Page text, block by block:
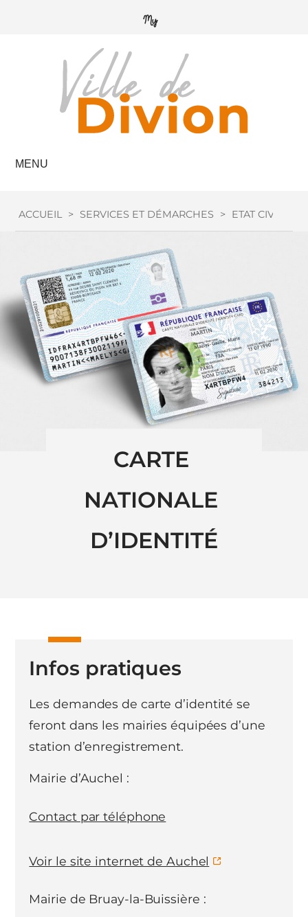
MENU
ACCUEIL > SERVICES ET DÉMARCHES > ETAT CIVIL
CARTE
NATIONALE
D’IDENTITÉ
Infos pratiques
Les demandes de carte d’identité se
feront dans les mairies équipées d’une
station d’enregistrement.
Mairie d’Auchel :
Contact par téléphone
Voir le site internet de Auchel
Mairie de Bruay-la-Buissière :